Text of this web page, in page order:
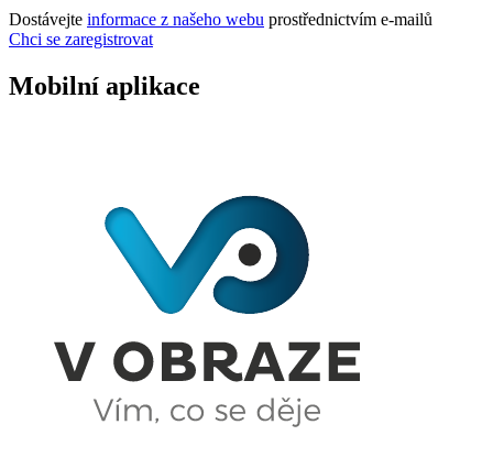
Dostávejte informace z našeho webu prostřednictvím e-mailů
Chci se zaregistrovat
Mobilní aplikace